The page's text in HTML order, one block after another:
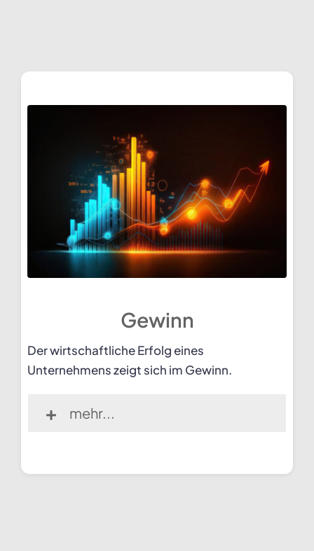
Gewinn
Der wirtschaftliche Erfolg eines
Unternehmens zeigt sich im Gewinn.
mehr...